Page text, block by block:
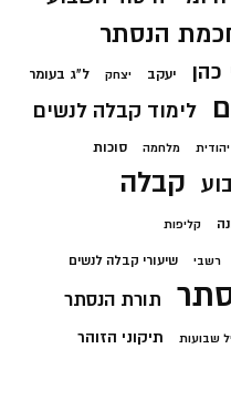
הנסתר
כהן יעקב יצחק ל"ג בעומר
לימוד קבלה לנשים
מלחמה סוכות
קבלה
קליפות
רשבי שיעורי קבלה לנשים
תורת הנסתר
שבועות תיקוני הזוהר